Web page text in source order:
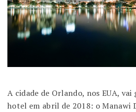
A cidade de Orlando, nos EUA,
hotel em abril de 2018: o Manawi